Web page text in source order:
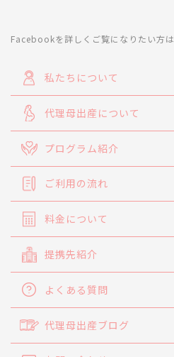
Facebookを詳しくご覧になりたい方は
私たちについて
代理母出産について
プログラム紹介
ご利用の流れ
料金について
提携先紹介
よくある質問
代理母出産ブログ